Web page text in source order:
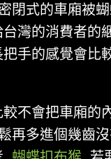
閉式的車廂被蝴
灣的消費者的
手的感覺會比
不會把車廂的
再多進個幾齒